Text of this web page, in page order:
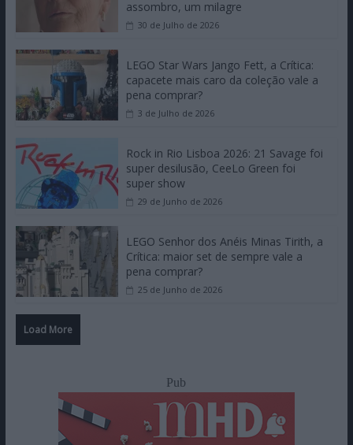
assombro, um milagre
30 de Julho de 2026
LEGO Star Wars Jango Fett, a Crítica:
capacete mais caro da coleção vale a
pena comprar?
3 de Julho de 2026
Rock in Rio Lisboa 2026: 21 Savage foi
super desilusão, CeeLo Green foi
super show
29 de Junho de 2026
LEGO Senhor dos Anéis Minas Tirith, a
Crítica: maior set de sempre vale a
pena comprar?
25 de Junho de 2026
Load More
Pub